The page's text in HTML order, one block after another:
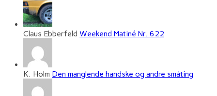
Claus Ebberfeld Weekend Matiné Nr. 622
K. Holm Den manglende handske og andre småting